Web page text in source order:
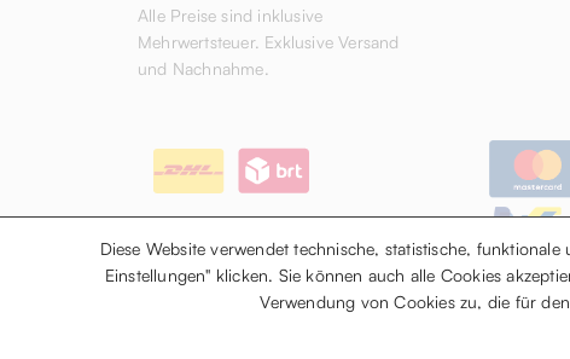
Alle Preise sind inklusive
Mehrwertsteuer. Exklusive Versand
und Nachnahme.
Copyright © 2026 Drestige Web
Diese Website verwendet technische, statistische,
Einstellungen" klicken. Sie können auch alle Cookies
Verwendung von Cookies zu, die für